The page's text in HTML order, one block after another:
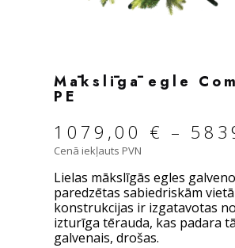
Mākslīgā egle
PE
1079,00 € –
Cenā iekļauts PVN
Lielas mākslīgās egles
paredzētas sabiedriskām
konstrukcijas ir izgatavotas
izturīga tērauda, ​​kas padara
galvenais, drošas.